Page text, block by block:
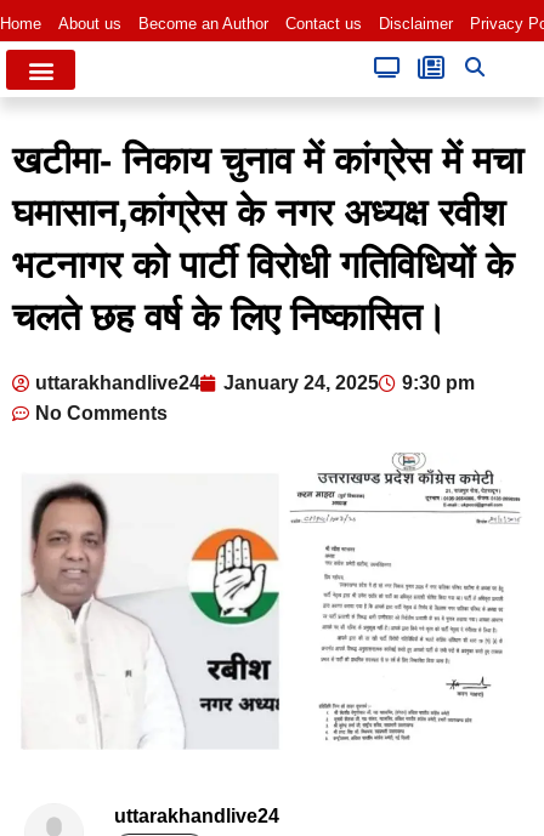
Home About us Become an Author Contact us Disclaimer Privacy
खटीमा- निकाय चुनाव में कांग्रेस में मचा
घमासान,कांग्रेस के नगर अध्यक्ष रवीश
भटनागर को पार्टी विरोधी गतिविधियों के
चलते छह वर्ष के लिए निष्कासित।
uttarakhandlive24 January 24, 2025
9:30 pm
No Comments
uttarakhandlive24